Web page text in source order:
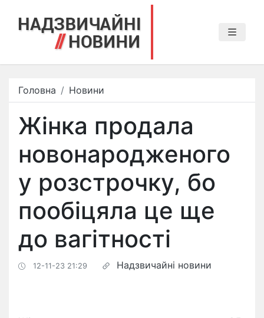
Головна Новини
Жінка продала
новонародженого
у розстрочку​, бо
пообіцяла це ще
до вагітності
12-11-23 21:29 Надзвичайні новини